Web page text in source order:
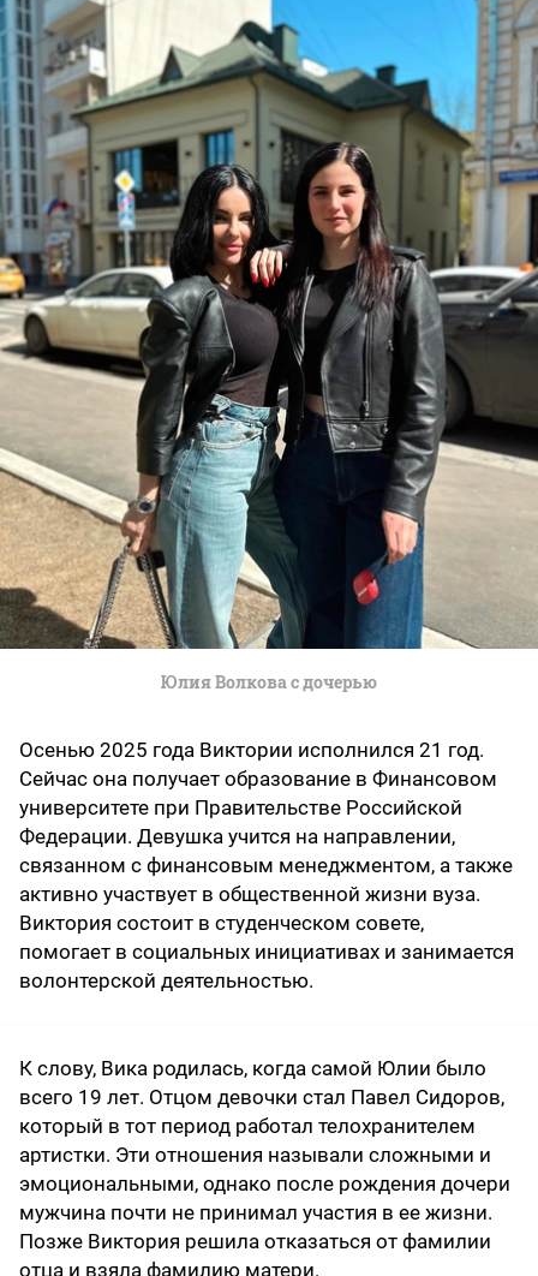
Юлия Волкова с дочерью
Осенью 2025 года Виктории исполнился 21 год.
Сейчас она получает образование в Финансовом
университете при Правительстве Российской
Федерации. Девушка учится на направлении,
связанном с финансовым менеджментом, а также
активно участвует в общественной жизни вуза.
Виктория состоит в студенческом совете,
помогает в социальных инициативах и занимается
волонтерской деятельностью.
К слову, Вика родилась, когда самой Юлии было
всего 19 лет. Отцом девочки стал Павел Сидоров,
который в тот период работал телохранителем
артистки. Эти отношения называли сложными и
эмоциональными, однако после рождения дочери
мужчина почти не принимал участия в ее жизни.
Позже Виктория решила отказаться от фамилии
отца и взяла фамилию матери.